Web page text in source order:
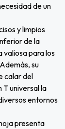
de un
y limpios
de la
valiosa para los
su
calar del
T universal la
entornos
presenta